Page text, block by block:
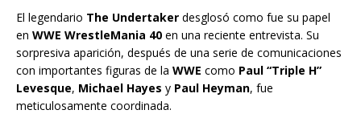
El legendario The Undertaker desglosó como fue su papel
en WWE WrestleMania 40 en una reciente entrevista. Su
sorpresiva aparición, después de una serie de comunicaciones
con importantes figuras de la WWE como Paul “Triple H”
Levesque, Michael Hayes y Paul Heyman, fue
meticulosamente coordinada.